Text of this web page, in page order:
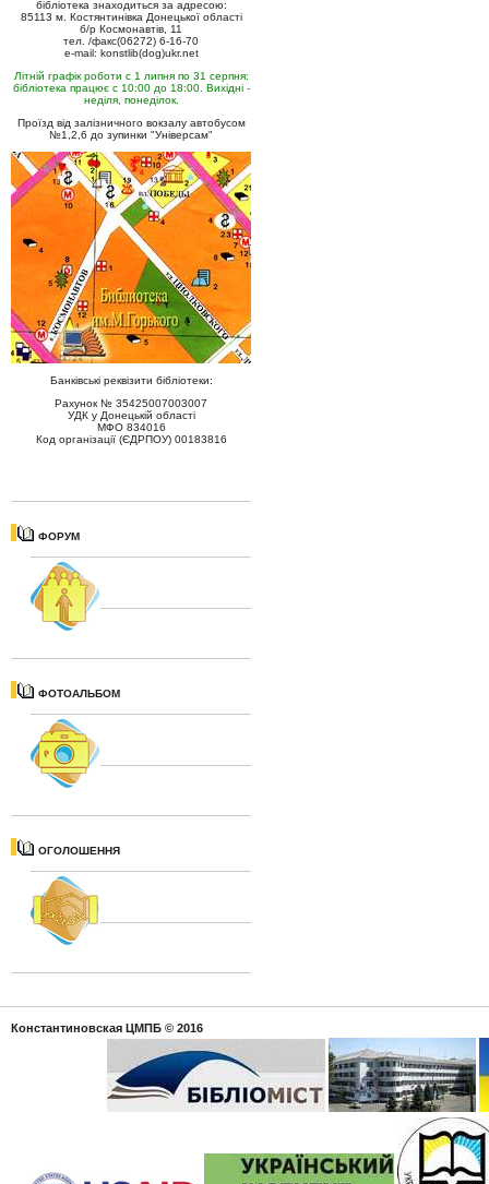
бібліотека знаходиться за адресою:
85113 м. Костянтинівка Донецької області
б/р Космонавтів, 11
тел. /факс(06272) 6-16-70
e-mail: konstlib(dog)ukr.net
Літній графік роботи с 1 липня по 31 серпня:
бібліотека працює с 10:00 до 18:00. Вихідні -
неділя, понеділок.
Проїзд від залізничного вокзалу автобусом
№1,2,6 до зупинки "Універсам"
Банківські реквізити бібліотеки:
Рахунок № 35425007003007
УДК у Донецькій області
МФО 834016
Код організації (ЄДРПОУ) 00183816
ФОРУМ
ФОТОАЛЬБОМ
ОГОЛОШЕННЯ
Константиновская ЦМПБ © 2016